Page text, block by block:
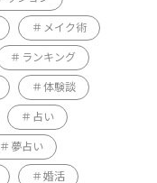
メイク術
ランキング
体験談
占い
夢占い
婚活